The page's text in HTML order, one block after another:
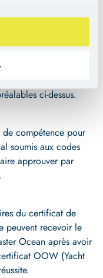
ci-dessus.
compétence pour
soumis aux codes
approuver par
du certificat de
peuvent recevoir le
Ocean après avoir
OOW (Yacht